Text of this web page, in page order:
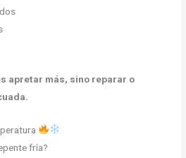
apretar más, sino reparar o
fría?